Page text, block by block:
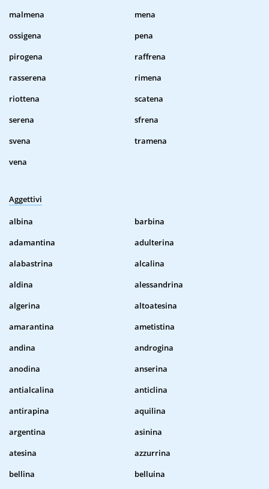
malmena
mena
ossigena
pena
pirogena
raffrena
rasserena
rimena
riottena
scatena
serena
sfrena
svena
tramena
vena
Aggettivi
albina
barbina
adamantina
adulterina
alabastrina
alcalina
aldina
alessandrina
algerina
altoatesina
amarantina
ametistina
andina
androgina
anodina
anserina
antialcalina
anticlina
antirapina
aquilina
argentina
asinina
atesina
azzurrina
bellina
belluina